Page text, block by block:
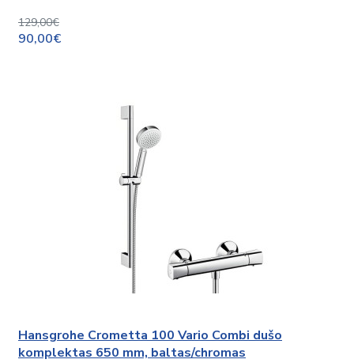
129,00€
90,00€
Hansgrohe Crometta 100 Vario Combi dušo
komplektas 650 mm, baltas/chromas